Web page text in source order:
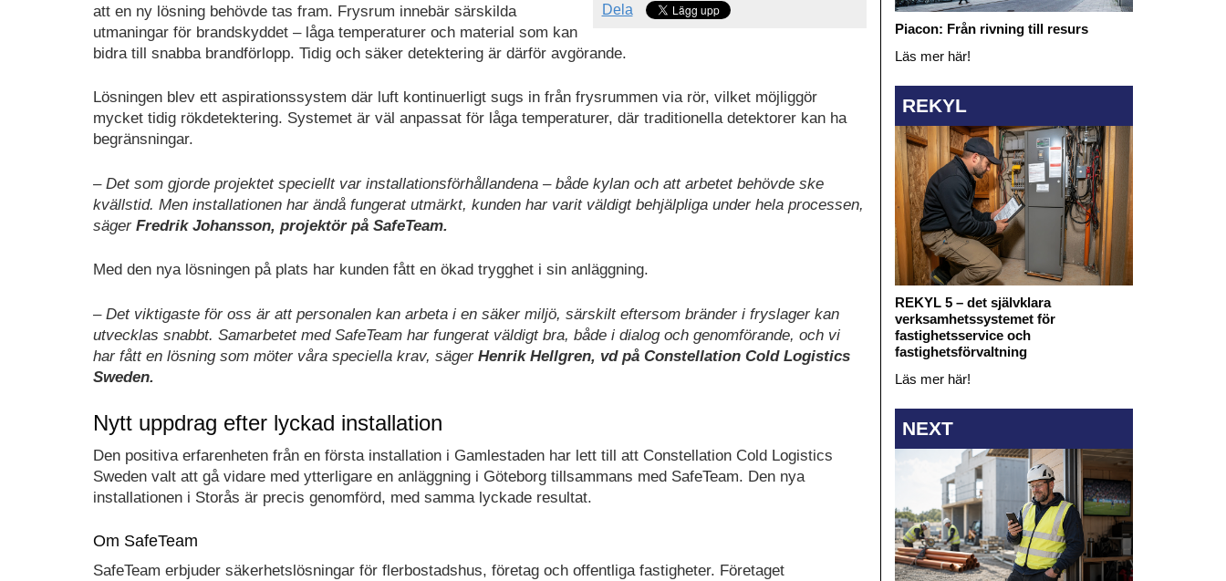
Dela
att en ny lösning behövde tas fram. Frysrum innebär särskilda
utmaningar för brandskyddet – låga temperaturer och material som kan
bidra till snabba brandförlopp. Tidig och säker detektering är därför avgörande.
Lösningen blev ett aspirationssystem där luft kontinuerligt sugs in från frysrummen via rör, vilket möjliggör
mycket tidig rökdetektering. Systemet är väl anpassat för låga temperaturer, där traditionella detektorer kan ha
begränsningar.
– Det som gjorde projektet speciellt var installationsförhållandena – både kylan och att arbetet behövde ske
kvällstid. Men installationen har ändå fungerat utmärkt, kunden har varit väldigt behjälpliga under hela processen,
säger Fredrik Johansson, projektör på SafeTeam.
Med den nya lösningen på plats har kunden fått en ökad trygghet i sin anläggning.
– Det viktigaste för oss är att personalen kan arbeta i en säker miljö, särskilt eftersom bränder i fryslager kan
utvecklas snabbt. Samarbetet med SafeTeam har fungerat väldigt bra, både i dialog och genomförande, och vi
har fått en lösning som möter våra speciella krav, säger Henrik Hellgren, vd på Constellation Cold Logistics
Sweden.
Nytt uppdrag efter lyckad installation
Den positiva erfarenheten från en första installation i Gamlestaden har lett till att Constellation Cold Logistics
Sweden valt att gå vidare med ytterligare en anläggning i Göteborg tillsammans med SafeTeam. Den nya
installationen i Storås är precis genomförd, med samma lyckade resultat.
Om SafeTeam
SafeTeam erbjuder säkerhetslösningar för flerbostadshus, företag och offentliga fastigheter. Företaget
Piacon: Från rivning till resurs
Läs mer här!
REKYL
REKYL 5 – det självklara
verksamhetssystemet för
fastighetsservice och
fastighetsförvaltning
Läs mer här!
NEXT